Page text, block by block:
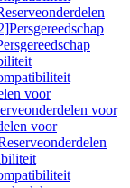
Persgereedschap
voor
voor
voor